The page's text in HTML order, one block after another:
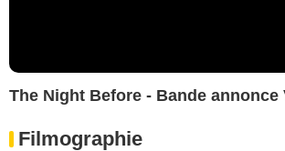
The Night Before - Bande annonce
Filmographie